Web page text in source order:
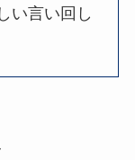
い言い回し